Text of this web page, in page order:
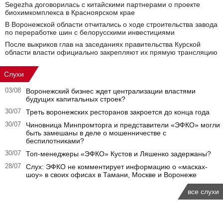
Segezha договорилась с китайскими партнерами о проекте
биохимкомплекса в Красноярском крае
В Воронежской области отчитались о ходе строительства завода
по переработке шин с белорусскими инвестициями
После выкриков глав на заседаниях правительства Курской
области власти официально закрепляют их прямую трансляцию
Слухи
03/08
Воронежский бизнес ждет централизации властями
будущих капитальных строек?
30/07 Треть воронежских ресторанов закроется до конца года
30/07
Чиновница Минпромторга и представители «ЭФКО» могли
быть замешаны в деле о мошенничестве с
беспилотниками?
30/07 Топ-менеджеры «ЭФКО» Кустов и Ляшенко задержаны?
28/07
Слух: ЭФКО не комментирует информацию о «масках-
шоу» в своих офисах в Тамани, Москве и Воронеже
все слухи